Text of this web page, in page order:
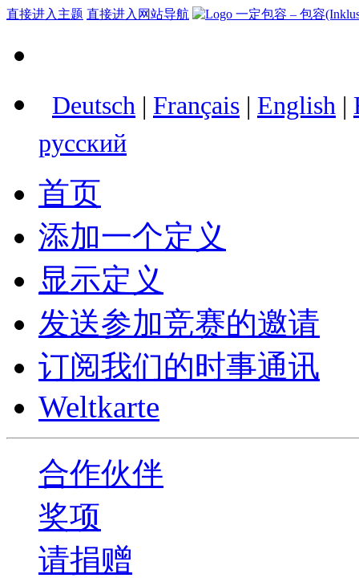
直接进入主题 直接进入网站导航
Deutsch | Français | English |
русский
首页
添加一个定义
显示定义
发送参加竞赛的邀请
订阅我们的时事通讯
Weltkarte
合作伙伴
奖项
请捐赠